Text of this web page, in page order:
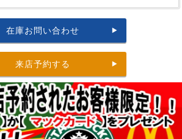
在庫お問い合わせ
来店予約する